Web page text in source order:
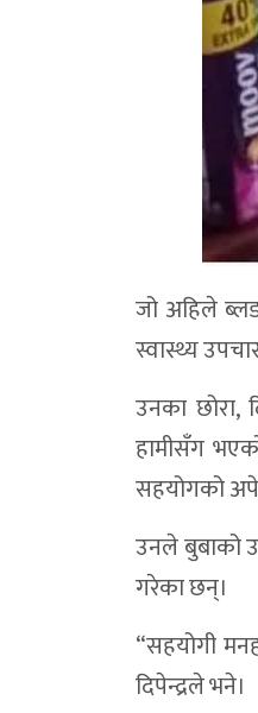
जो अहिले
स्वास्थ्य
उनका छोरा,
हामीसँग
सहयोगको
उनले बुबाको
गरेका छन्।
“सहयोगी
दिपेन्द्रले भने।